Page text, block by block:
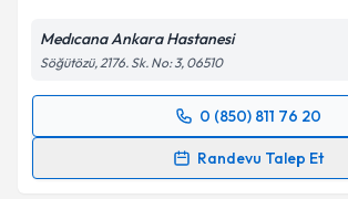
Medıcana Ankara Hastanesi
Söğütözü, 2176. Sk. No: 3, 06510
0 (850) 811 76 20
Randevu Talep Et
Randevu Takvimi Talebi